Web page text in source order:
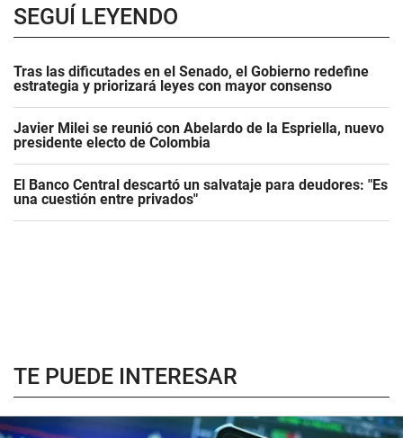
SEGUÍ LEYENDO
Tras las dificutades en el Senado, el Gobierno redefine
estrategia y priorizará leyes con mayor consenso
Javier Milei se reunió con Abelardo de la Espriella, nuevo
presidente electo de Colombia
El Banco Central descartó un salvataje para deudores: "Es
una cuestión entre privados"
TE PUEDE INTERESAR